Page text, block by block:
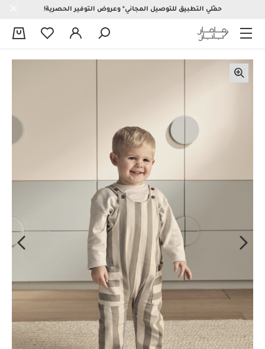
حمّلي التطبيق للتوصيل المجاني* وعروض التوفير الحصرية!